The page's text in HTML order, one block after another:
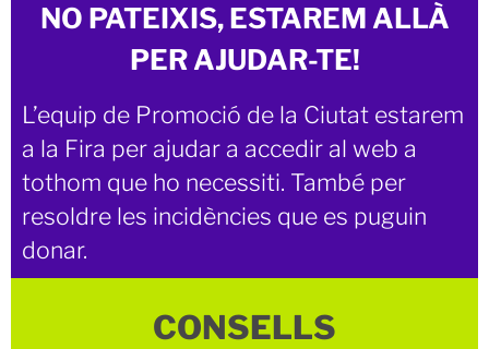
NO PATEIXIS, ESTAREM ALLÀ
PER AJUDAR-TE!
L’equip de Promoció de la Ciutat estarem
a la Fira per ajudar a accedir al web a
tothom que ho necessiti. També per
resoldre les incidències que es puguin
donar.
CONSELLS